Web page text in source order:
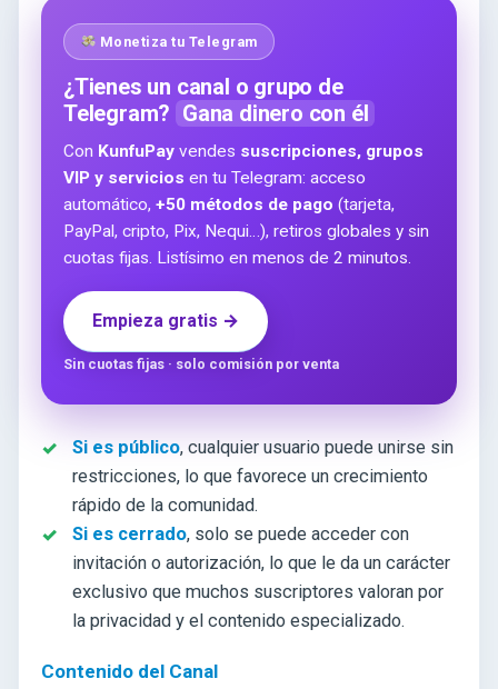
Monetiza tu Telegram
¿Tienes un canal o grupo de
Telegram? Gana dinero con él
Con KunfuPay vendes suscripciones, grupos
VIP y servicios en tu Telegram: acceso
automático, +50 métodos de pago (tarjeta,
PayPal, cripto, Pix, Nequi…), retiros globales y sin
cuotas fijas. Listísimo en menos de 2 minutos.
Empieza gratis →
Sin cuotas fijas · solo comisión por venta
Si es público, cualquier usuario puede unirse sin
restricciones, lo que favorece un crecimiento
rápido de la comunidad.
Si es cerrado, solo se puede acceder con
invitación o autorización, lo que le da un carácter
exclusivo que muchos suscriptores valoran por
la privacidad y el contenido especializado.
Contenido del Canal